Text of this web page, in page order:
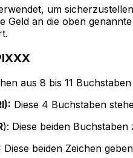
um
Geld an die oben
aus 8 bis 11
Diese 4 Buchstaben
): Diese beiden
Diese beiden Zeichen